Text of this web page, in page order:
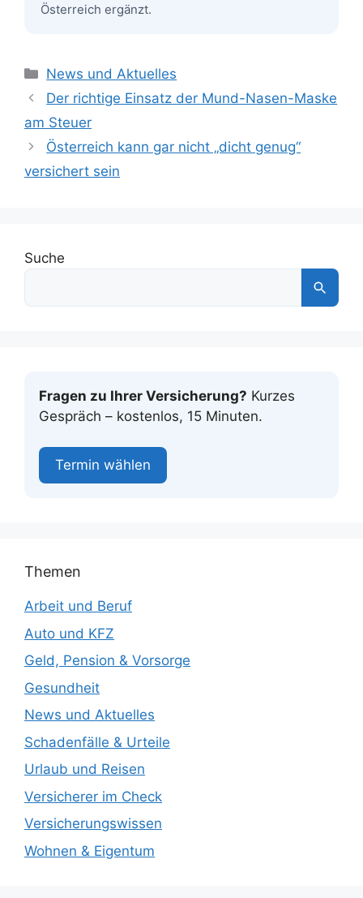
Österreich ergänzt.
Kategorien
News und Aktuelles
Der richtige Einsatz der Mund-Nasen-Maske
am Steuer
Österreich kann gar nicht „dicht genug“
versichert sein
Suche
Fragen zu Ihrer Versicherung? Kurzes
Gespräch – kostenlos, 15 Minuten.
Termin wählen
Themen
Arbeit und Beruf
Auto und KFZ
Geld, Pension & Vorsorge
Gesundheit
News und Aktuelles
Schadenfälle & Urteile
Urlaub und Reisen
Versicherer im Check
Versicherungswissen
Wohnen & Eigentum